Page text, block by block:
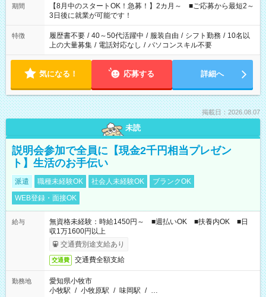
「できれば残業はしたくない」 など、ご希望を教えてください
ね。 ※Wワーク希望の方へ 今ご覧のお仕事で希望する勤務時間
と、もう1つのお仕事の勤務時間。 合計で週40時間を超える場
合は応募できません。
期間
【8月中のスタートOK！急募！】2カ月～ ■ご応募から最短2～
3日後に就業が可能です！
特徴 履歴書不要 / 40～50代活躍中 / 服装自由 / シフト勤務 / 10名以
上の大量募集 / 電話対応なし / パソコンスキル不要
気になる！ 応募する 詳細へ
掲載日：2026.08.07
未読
説明会参加で全員に【現金2千円相当プレゼン
ト】生活のお手伝い
派遣 職種未経験OK 社会人未経験OK
ブランクOK
WEB登録・面接OK
給与
無資格未経験：時給1450円～ ■週払いOK ■扶養内OK ■日
収1万1600円以上
交通費別途支給あり
交通費 交通費全額支給
勤務地
愛知県小牧市
小牧駅 / 小牧原駅 / 味岡駅 / …